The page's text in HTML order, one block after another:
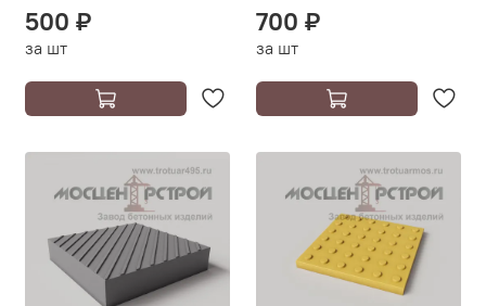
500 ₽
за шт
700 ₽
за шт